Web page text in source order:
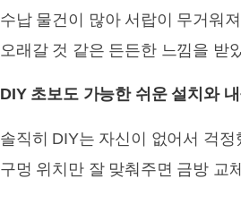
수납 물건이 많아 서랍이 무거워
오래갈 것 같은 든든한 느낌을 받
DIY 초보도 가능한 쉬운 설치와
솔직히 DIY는 자신이 없어서 걱
구멍 위치만 잘 맞춰주면 금방 교